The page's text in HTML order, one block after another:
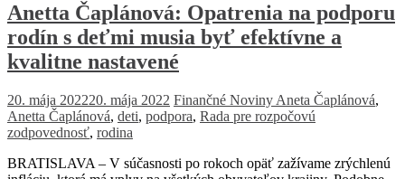
Anetta Čaplánová: Opatrenia na podporu
rodín s deťmi musia byť efektívne a
kvalitne nastavené
20. mája 202220. mája 2022 Finančné Noviny Aneta Čaplánová,
Anetta Čaplánová, deti, podpora, Rada pre rozpočovú
zodpovednosť, rodina
BRATISLAVA – V súčasnosti po rokoch opäť zažívame zrýchlenú